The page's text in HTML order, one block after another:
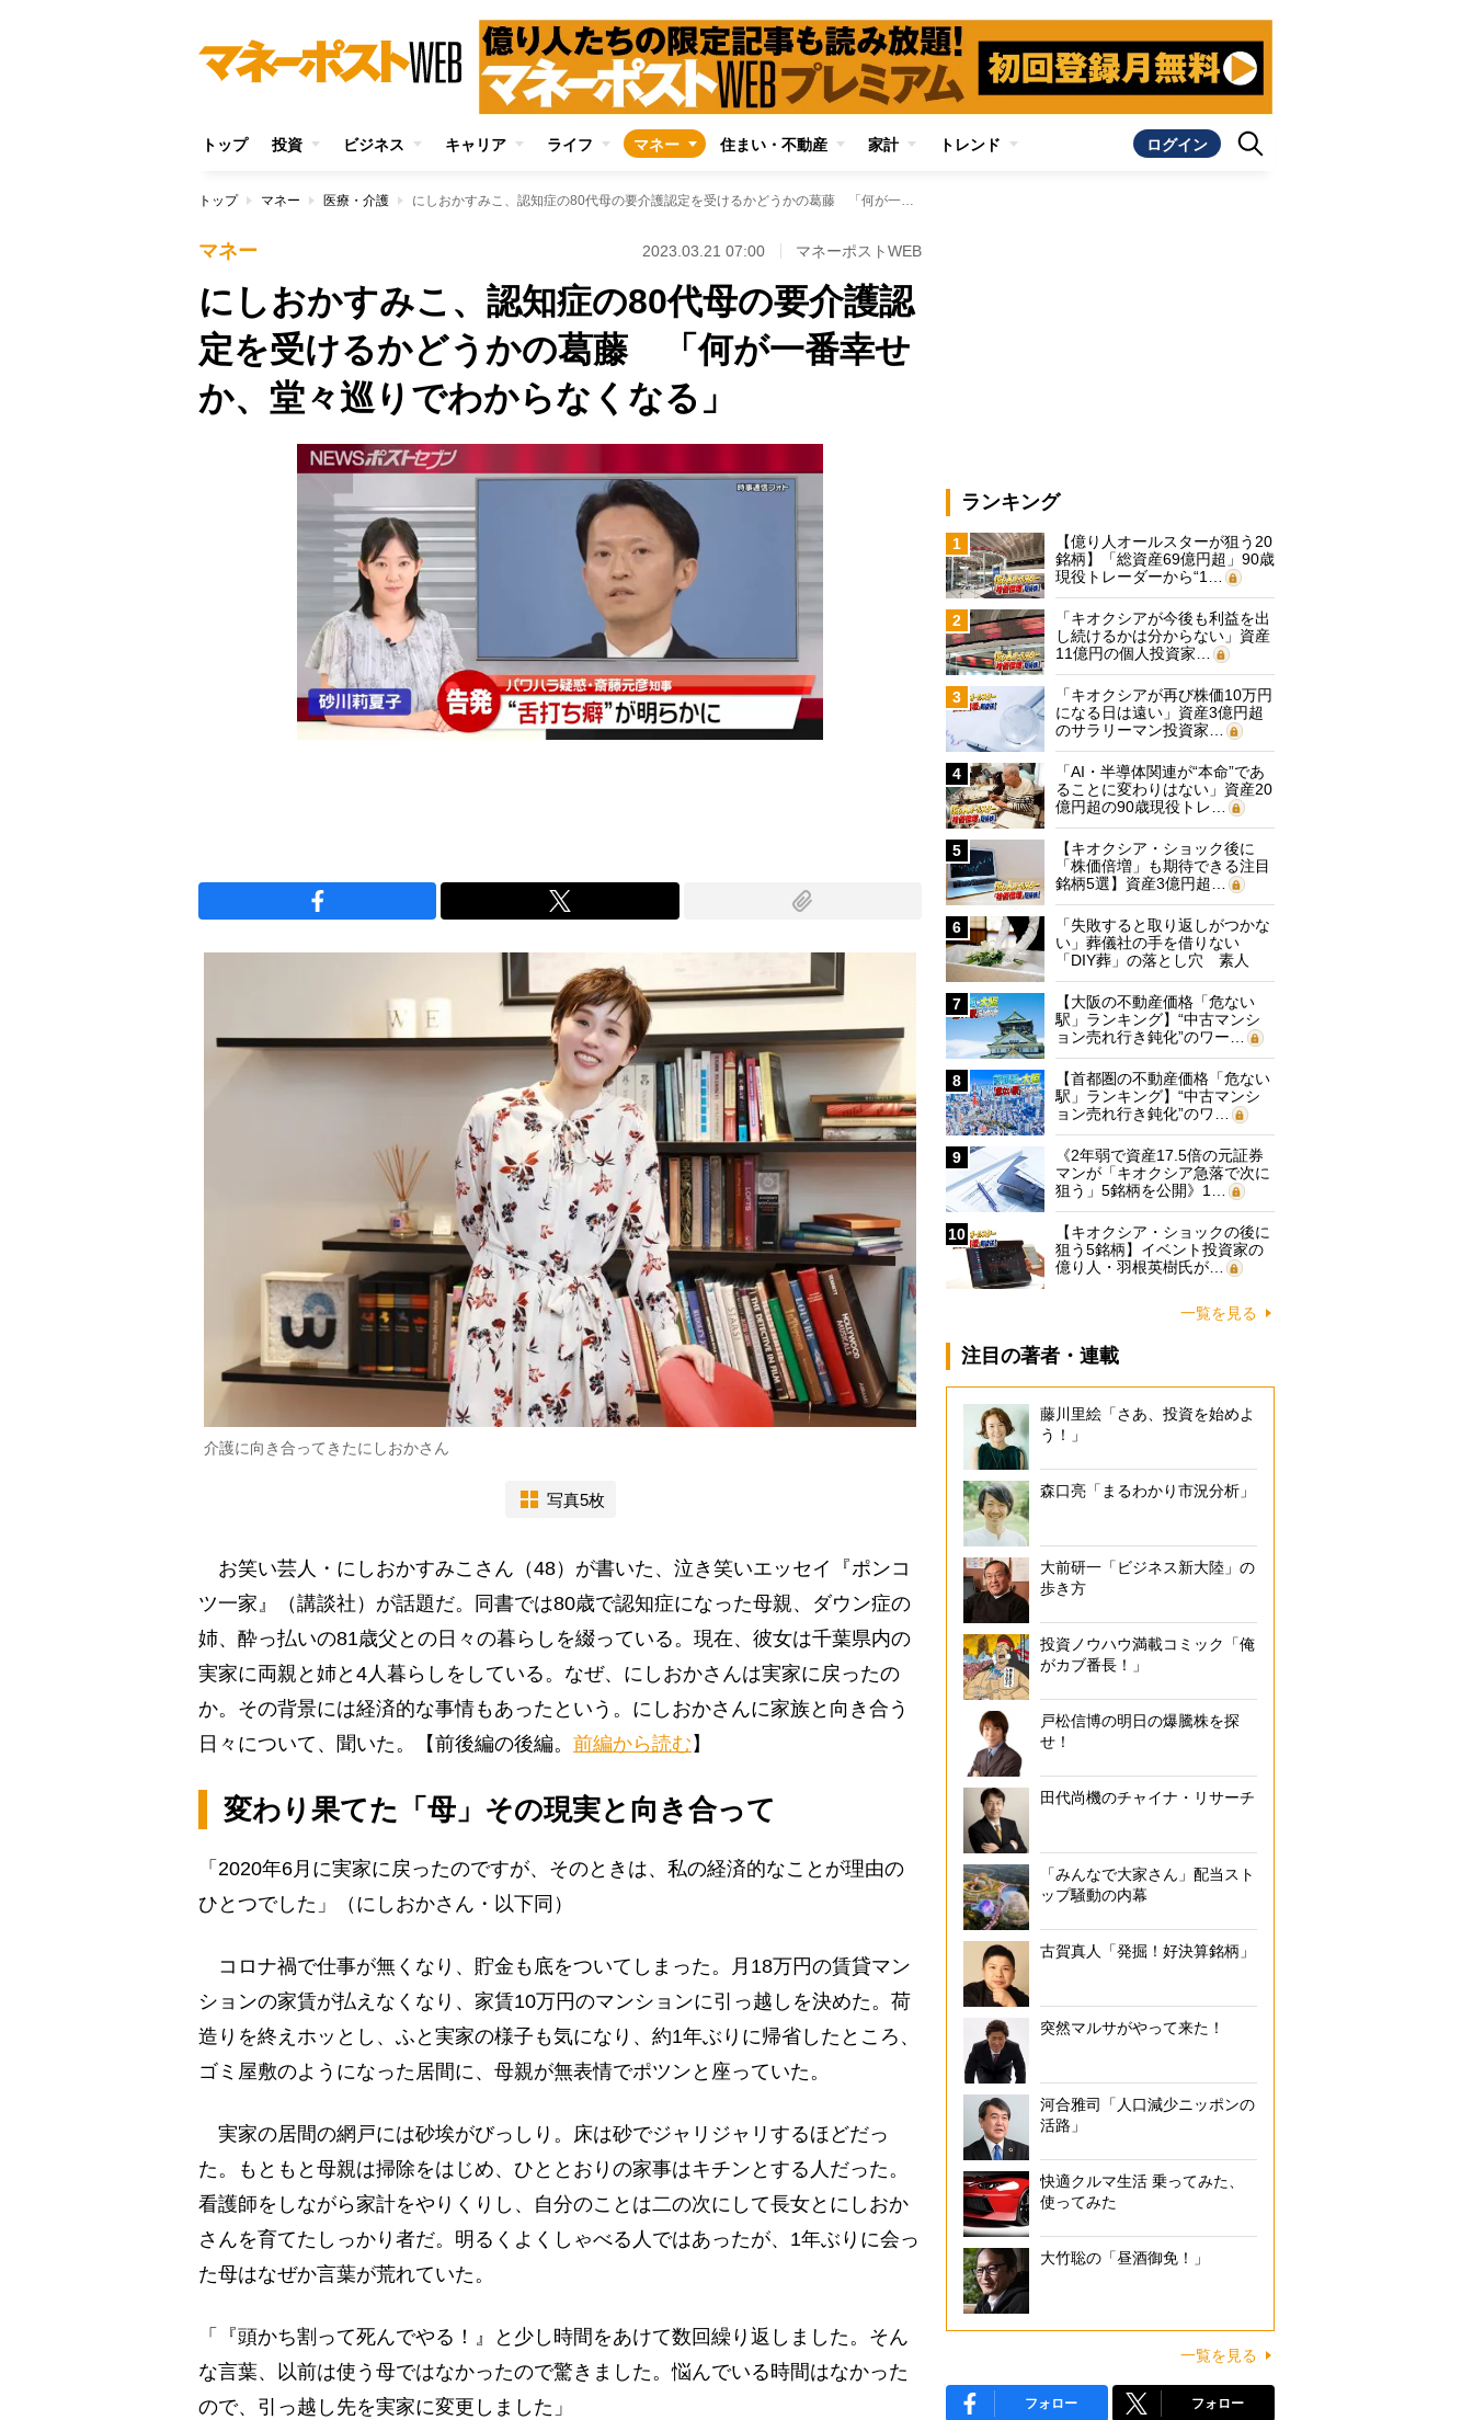
トップ 投資 ビジネス キャリア ライフ マネー 住まい・不動産 家計 トレンド ログイン
トップ マネー 医療・介護 にしおかすみこ、認知症の80代母の要介護認定を受けるかどうかの葛藤 「何が一番幸せか、堂々巡りでわからなくなる」
マネー 2023.03.21 07:00 マネーポストWEB
にしおかすみこ、認知症の80代母の要介護認
定を受けるかどうかの葛藤 「何が一番幸せ
か、堂々巡りでわからなくなる」
介護に向き合ってきたにしおかさん
写真5枚
お笑い芸人・にしおかすみこさん（48）が書いた、泣き笑いエッセイ『ポンコ
ツ一家』（講談社）が話題だ。同書では80歳で認知症になった母親、ダウン症の
姉、酔っ払いの81歳父との日々の暮らしを綴っている。現在、彼女は千葉県内の
実家に両親と姉と4人暮らしをしている。なぜ、にしおかさんは実家に戻ったの
か。その背景には経済的な事情もあったという。にしおかさんに家族と向き合う
日々について、聞いた。【前後編の後編。 前編から読む 】
変わり果てた「母」その現実と向き合って
「2020年6月に実家に戻ったのですが、そのときは、私の経済的なことが理由の
ひとつでした」（にしおかさん・以下同）
コロナ禍で仕事が無くなり、貯金も底をついてしまった。月18万円の賃貸マン
ションの家賃が払えなくなり、家賃10万円のマンションに引っ越しを決めた。荷
造りを終えホッとし、ふと実家の様子も気になり、約1年ぶりに帰省したところ、
ゴミ屋敷のようになった居間に、母親が無表情でポツンと座っていた。
実家の居間の網戸には砂埃がびっしり。床は砂でジャリジャリするほどだっ
た。もともと母親は掃除をはじめ、ひととおりの家事はキチンとする人だった。
看護師をしながら家計をやりくりし、自分のことは二の次にして長女とにしおか
さんを育てたしっかり者だ。明るくよくしゃべる人ではあったが、1年ぶりに会っ
た母はなぜか言葉が荒れていた。
「『頭かち割って死んでやる！』と少し時間をあけて数回繰り返しました。そん
な言葉、以前は使う母ではなかったので驚きました。悩んでいる時間はなかった
ので、引っ越し先を実家に変更しました」
ランキング
1
【億り人オールスターが狙う20
銘柄】「総資産69億円超」90歳
現役トレーダーから“1…
2
「キオクシアが今後も利益を出
し続けるかは分からない」資産
11億円の個人投資家…
3
「キオクシアが再び株価10万円
になる日は遠い」資産3億円超
のサラリーマン投資家…
4
「AI・半導体関連が“本命”であ
ることに変わりはない」資産20
億円超の90歳現役トレ…
5
【キオクシア・ショック後に
「株価倍増」も期待できる注目
銘柄5選】資産3億円超…
6
「失敗すると取り返しがつかな
い」葬儀社の手を借りない
「DIY葬」の落とし穴 素人
に…
7
【大阪の不動産価格「危ない
駅」ランキング】“中古マンシ
ョン売れ行き鈍化”のワー…
8
【首都圏の不動産価格「危ない
駅」ランキング】“中古マンシ
ョン売れ行き鈍化”のワ…
9
《2年弱で資産17.5倍の元証券
マンが「キオクシア急落で次に
狙う」5銘柄を公開》1…
10
【キオクシア・ショックの後に
狙う5銘柄】イベント投資家の
億り人・羽根英樹氏が…
一覧を見る
注目の著者・連載
藤川里絵「さあ、投資を始めよ
う！」
森口亮「まるわかり市況分析」
大前研一「ビジネス新大陸」の
歩き方
投資ノウハウ満載コミック「俺
がカブ番長！」
戸松信博の明日の爆騰株を探
せ！
田代尚機のチャイナ・リサーチ
「みんなで大家さん」配当スト
ップ騒動の内幕
古賀真人「発掘！好決算銘柄」
突然マルサがやって来た！
河合雅司「人口減少ニッポンの
活路」
快適クルマ生活 乗ってみた、
使ってみた
大竹聡の「昼酒御免！」
一覧を見る
フォロー フォロー